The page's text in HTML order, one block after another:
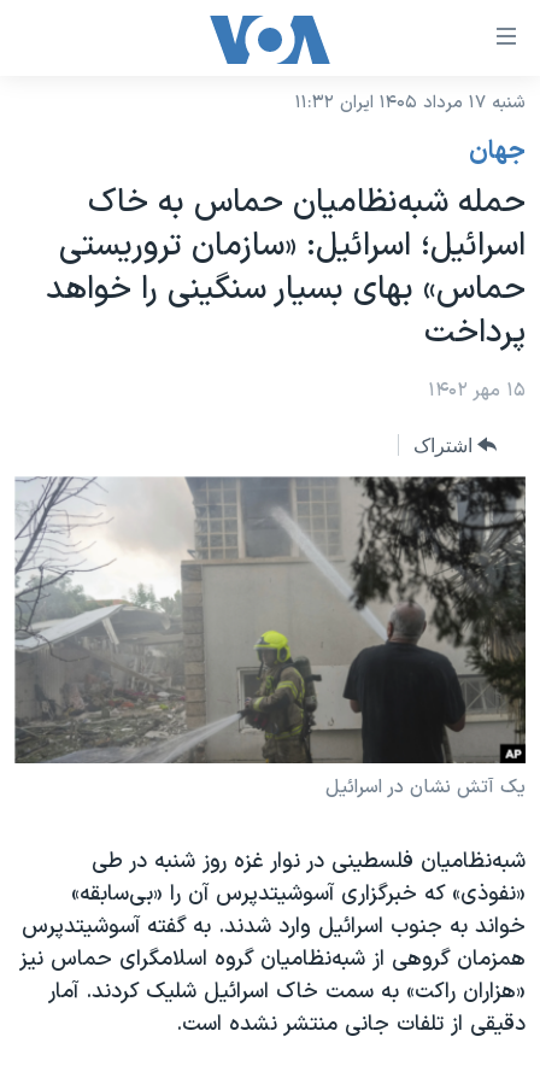
لینکهای
دسترسی
جهش
محتوای
اصلی
جهش
صفحه
جهش
جستجو
نسخه سبک وب‌سایت
موضوع ها
ایران
آمریکا
جهان
ورزشی
گزیده‌ها
ویژه برنامه‌ها
ویدیوها
فرهنگ و زندگی
حقوق شهروندی
اقتصادی
علم و فناوری
اسرائیل در جنگ
گالری عکس
برنامه های تلویزیونی
جدول برنامه ها
صفحه‌های ویژه
جام جهانی ۲۰۲۶
عملیات خشم حماسی
۲۵۰سالگی آمریکا
بایگانی برنامه‌های تلویزیونی
مستندها
انتخابات ریاست جمهوری آمریکا ۲۰۲۴
حمله جمهوری اسلامی به اسرائیل
رمز مهسا
ورزش زنان در ایران
اعتراضات زن، زندگی، آزادی
تریبونال مردمی آبان ۹۸
دادگاه حمید نوری
چهل سال گروگان‌گیری
قانون شفافیت دارائی کادر رهبری ایران
اعتراضات مردمی آبان ۹۸
فرکانس‌های صدای آمریکا
پخش رادیویی
یادگیری زبان انگلیسی
دنبال کنید
زبانهای مختلف
شنبه ۱۷ مرداد ۱۴۰۵ ایران ۱۱:۳۲
جهان
حمله شبه‌نظامیان حماس به خاک
اسرائیل؛ اسرائیل: «سازمان تروریستی
حماس» بهای بسیار سنگینی را خواهد
پرداخت
۱۵ مهر ۱۴۰۲
اشتراک
یک آتش نشان در اسرائیل
شبه‌نظامیان فلسطینی در نوار غزه روز شنبه در طی
«نفوذی» که خبرگزاری آسوشیتدپرس آن را «بی‌سابقه‌»
خواند به جنوب اسرائیل وارد شدند. به گفته آسوشیتدپرس
همزمان گروهی از شبه‌نظامیان گروه اسلامگرای حماس نیز
«هزاران راکت» به سمت خاک اسرائیل شلیک کردند. آمار
دقیقی از تلفات جانی منتشر نشده است.